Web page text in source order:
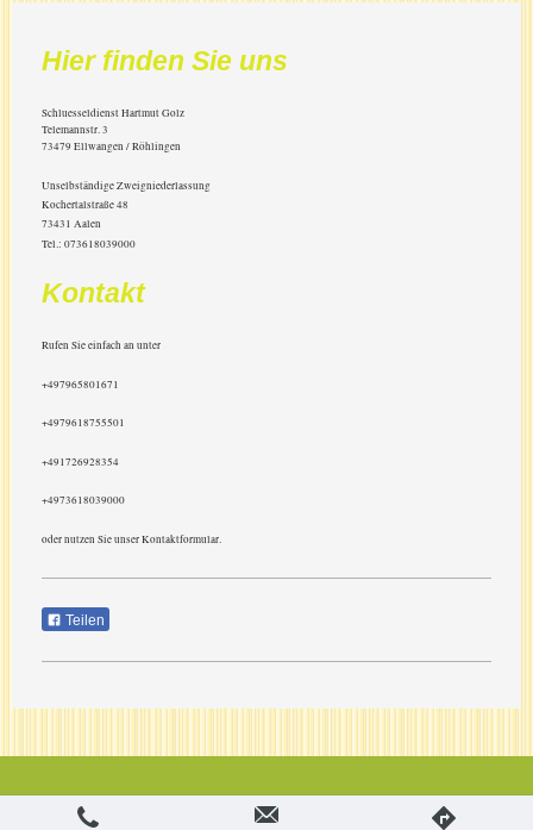
Hier finden Sie uns
Schluesseldienst Hartmut Golz
Telemannstr.3
73479Ellwangen / Röhlingen
Unselbständige Zweigniederlassung
Kochertalstraße 48
73431 Aalen
Tel.: 073618039000
Kontakt
Rufen Sie einfach an unter
+497965801671
+4979618755501
+491726928354
+4973618039000
oder nutzen Sie unser Kontaktformular.
Teilen
Druckversion